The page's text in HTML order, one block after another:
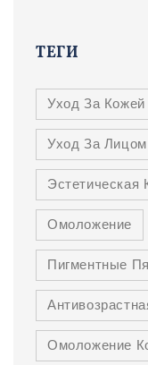
ТЕГИ
Уход За Кожей
Уход За Лицом
Эстетическая
Омоложение
Пигментные
Омоложение